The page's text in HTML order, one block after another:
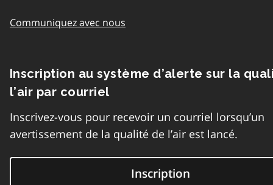
Communiquez avec nous
Inscription au système d’alerte sur la
l’air par courriel
Inscrivez-vous pour recevoir un courriel lorsqu’un
avertissement de la qualité de l’air est lancé.
Inscription